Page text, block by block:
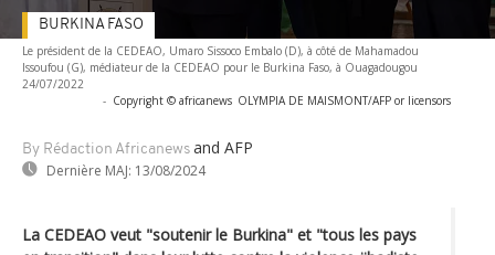
Le président de la CEDEAO, Umaro Sissoco Embalo (D), à côté de Mahamadou
Issoufou (G), médiateur de la CEDEAO pour le Burkina Faso, à Ouagadougou
24/07/2022
- Copyright © africanews OLYMPIA DE MAISMONT/AFP or licensors
By Rédaction Africanews and AFP
Dernière MAJ: 13/08/2024
BURKINA FASO
La CEDEAO veut "soutenir le Burkina" et "tous les pays